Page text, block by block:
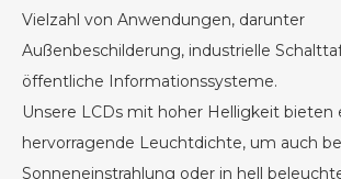
Vielzahl von Anwendungen, darunter
Außenbeschilderung, industrielle
öffentliche Informationssysteme.
Unsere LCDs mit hoher Helligkeit bieten
hervorragende Leuchtdichte, um auch
Sonneneinstrahlung oder in hell